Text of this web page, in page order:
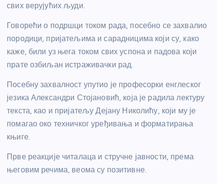
свих верујућих људи.
Говорећи о подршци током рада, посебно се захвалио
породици, пријатељима и сарадницима који су, како
каже, били уз њега током свих успона и падова који
прате озбиљан истраживачки рад.
Посебну захвалност упутио је професорки енглеског
језика Александри Стојановић, која је радила лектуру
текста, као и пријатељу Дејану Николићу, који му је
помагао око техничког уређивања и форматирања
књиге.
Прве реакције читалаца и стручне јавности, према
његовим речима, веома су позитивне.